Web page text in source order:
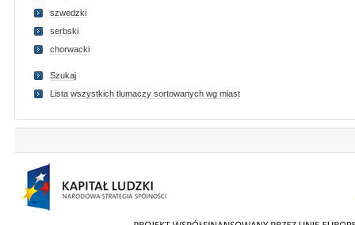
szwedzki
serbski
chorwacki
Szukaj
Lista wszystkich tlumaczy sortowanych wg miast